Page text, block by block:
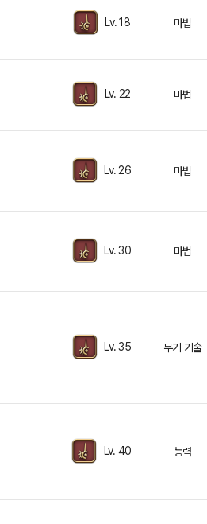
Lv. 18 마법
Lv. 22 마법
Lv. 26 마법
Lv. 30 마법
Lv. 35 무기 기술
Lv. 40 능력